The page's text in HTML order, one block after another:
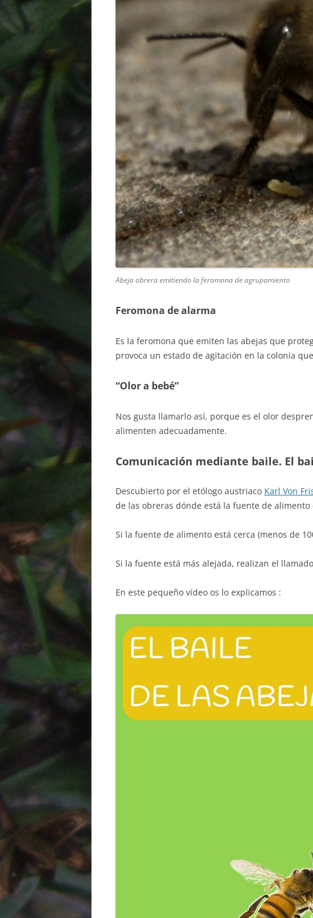
Abeja obrera emitiendo la feromona de agrupamiento
Feromona de alarma
Es la feromona que emiten las abejas que
provoca un estado de agitación en la colonia
“Olor a bebé”
Nos gusta llamarlo así, porque es el olor
alimenten adecuadamente.
Comunicación mediante baile. El
Descubierto por el etólogo austriaco Karl Von
de las obreras dónde está la fuente de alimento
Si la fuente de alimento está cerca (menos de
Si la fuente está más alejada, realizan el
En este pequeño vídeo os lo explicamos :